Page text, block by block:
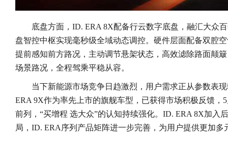
底盘方面，ID. ERA 8X配备行云数字底盘，融汇大众
盘智控中枢实现毫秒级全域动态调控。硬件层面配备双腔
提前感知前方路况，主动调节悬架状态，高效滤除路面颠
场景路况，全程驾乘平稳从容。
当下新能源市场竞争日趋激烈，用户需求正从参数表
ERA 9X作为率先上市的旗舰车型，已获得市场积极反馈，
前列，“买增程 选大众”的认知持续强化。ID. ERA 8X加入
局，ID. ERA序列产品矩阵进一步完善，为用户提供更加多